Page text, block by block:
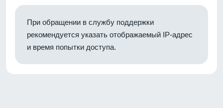
При обращении в службу поддержки
рекомендуется указать отображаемый IP-адрес
и время попытки доступа.